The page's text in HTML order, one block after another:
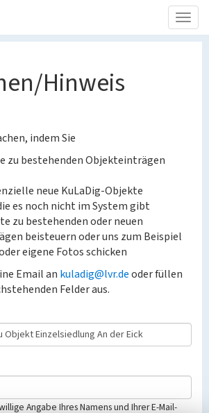
Hinweis
indem Sie
zu bestehenden Objekteinträgen
neue KuLaDig-Objekte
es noch nicht im System gibt
zu bestehenden oder neuen
beisteuern oder uns zum Beispiel
eigene Fotos schicken
Email an kuladig@lvr.deoder füllen
Felder aus.
Angabe Ihres Namens und Ihrer E-Mail-